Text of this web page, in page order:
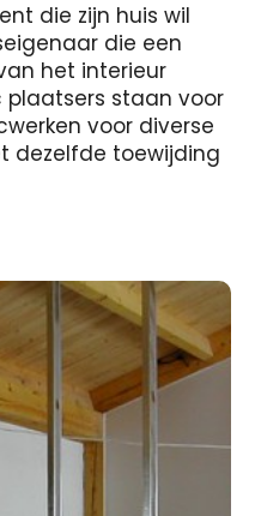
die zijn huis wil
die een
het interieur
plaatsers staan voor
voor diverse
dezelfde toewijding